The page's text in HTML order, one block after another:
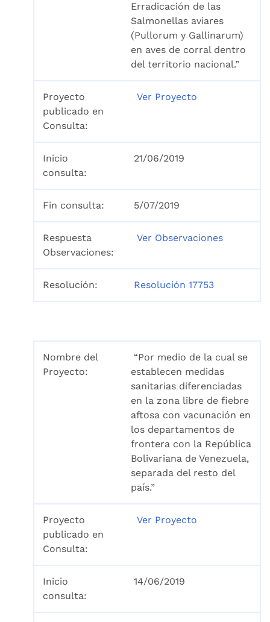
Erradicación de las
Salmonellas aviares
(Pullorum y Gallinarum)
en aves de corral dentro
del territorio nacional.”
Proyecto
publicado en
Consulta:
Ver Proyecto
Inicio
consulta:
21/06/2019
Fin consulta: 5/07/2019
Respuesta
Observaciones:
Ver Observaciones
Resolución: Resolución 17753
Nombre del
Proyecto:
“Por medio de la cual se
establecen medidas
sanitarias diferenciadas
en la zona libre de fiebre
aftosa con vacunación en
los departamentos de
frontera con la República
Bolivariana de Venezuela,
separada del resto del
país.”
Proyecto
publicado en
Consulta:
Ver Proyecto
Inicio
consulta:
14/06/2019